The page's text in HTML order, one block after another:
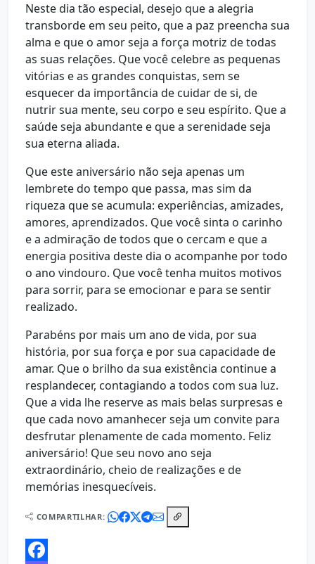
Neste dia tão especial, desejo que a alegria
transborde em seu peito, que a paz preencha sua
alma e que o amor seja a força motriz de todas
as suas relações. Que você celebre as pequenas
vitórias e as grandes conquistas, sem se
esquecer da importância de cuidar de si, de
nutrir sua mente, seu corpo e seu espírito. Que a
saúde seja abundante e que a serenidade seja
sua eterna aliada.
Que este aniversário não seja apenas um
lembrete do tempo que passa, mas sim da
riqueza que se acumula: experiências, amizades,
amores, aprendizados. Que você sinta o carinho
e a admiração de todos que o cercam e que a
energia positiva deste dia o acompanhe por todo
o ano vindouro. Que você tenha muitos motivos
para sorrir, para se emocionar e para se sentir
realizado.
Parabéns por mais um ano de vida, por sua
história, por sua força e por sua capacidade de
amar. Que o brilho da sua existência continue a
resplandecer, contagiando a todos com sua luz.
Que a vida lhe reserve as mais belas surpresas e
que cada novo amanhecer seja um convite para
desfrutar plenamente de cada momento. Feliz
aniversário! Que seu novo ano seja
extraordinário, cheio de realizações e de
memórias inesquecíveis.
COMPARTILHAR: